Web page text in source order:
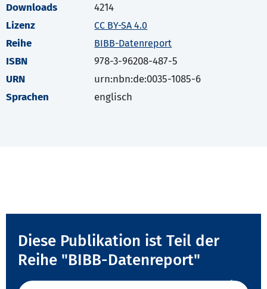
Downloads
4214
Lizenz
CC BY-SA 4.0
Reihe BIBB-Datenreport
ISBN
978-3-96208-487-5
URN
urn:nbn:de:0035-1085-6
Sprachen
englisch
Diese Publikation ist Teil der
Reihe "BIBB-Datenreport"